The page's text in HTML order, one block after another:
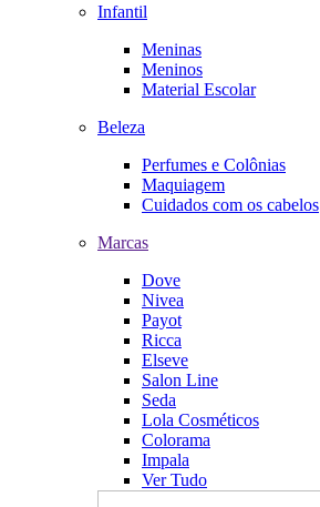
Infantil
Meninas
Meninos
Material Escolar
Beleza
Perfumes e Colônias
Maquiagem
Cuidados com os cabelos
Marcas
Dove
Nivea
Payot
Ricca
Elseve
Salon Line
Seda
Lola Cosméticos
Colorama
Impala
Ver Tudo